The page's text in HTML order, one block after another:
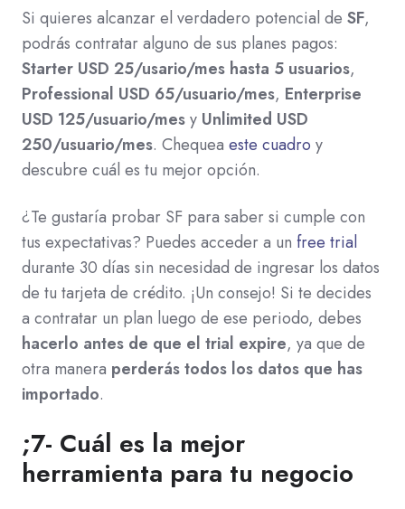
Si quieres alcanzar el verdadero potencial de SF,
podrás contratar alguno de sus planes pagos:
Starter USD 25/usario/mes hasta 5 usuarios,
Professional USD 65/usuario/mes, Enterprise
USD 125/usuario/mesy Unlimited USD
250/usuario/mes. Chequea este cuadro y
descubre cuál es tu mejor opción.
¿Te gustaría probar SF para saber si cumple con
tus expectativas? Puedes acceder a un free trial
durante 30 días sin necesidad de ingresar los datos
de tu tarjeta de crédito. ¡Un consejo! Si te decides
a contratar un plan luego de ese periodo, debes
hacerlo antes de que el trial expire, ya que de
otra manera perderás todos los datos que has
importado.
;7- Cuál es la mejor
herramienta para tu negocio